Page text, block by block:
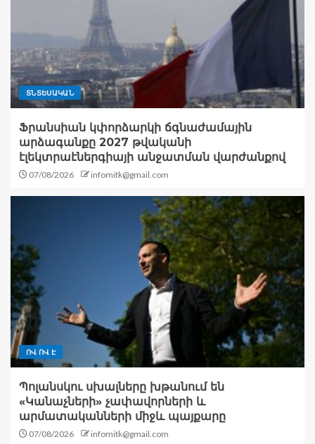
ՏՆՏԵՍԱԿԱՆ
Ֆրանսիան կփորձարկի ճգնաժամային
արձագանքը 2027 թվականի
էլեկտրաէներգիայի անջատման վարժանքով
07/08/2026 infomitk@gmail.com
ՈՎ ՈՎ Է
Պոլանսկու սխալները խթանում են
«Կանաչների» չափավորների և
արմատականների միջև պայքարը
07/08/2026 infomitk@gmail.com